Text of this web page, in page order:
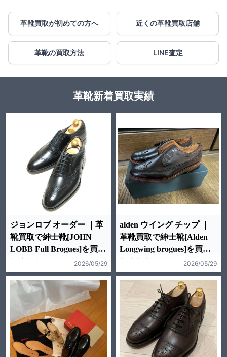
革靴買取が初めての方へ 近くの革靴買取店舗
革靴の買取方法 LINE査定
革靴新着買取実績
ジョンロブ オーダー ｜革
靴買取で紳士靴[JOHN
LOBB Full Brogues]を買取
しました。
2026/05/29
alden ウイング チップ ｜
革靴買取で紳士靴[Alden
Longwing brogues]を買取
しました。
2026/05/29